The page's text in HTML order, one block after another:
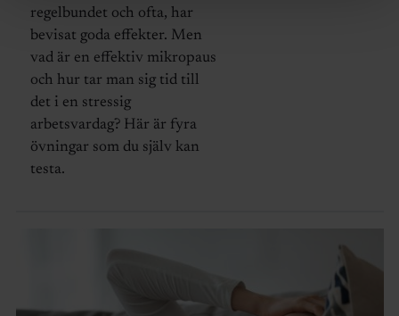
regelbundet och ofta, har
bevisat goda effekter. Men
vad är en effektiv mikropaus
och hur tar man sig tid till
det i en stressig
arbetsvardag? Här är fyra
övningar som du själv kan
testa.